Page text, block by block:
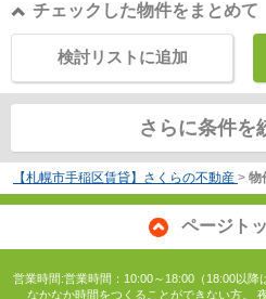
チェックした物件をまとめて
検討リストに追加
さらに条件を
【札幌市手稲区賃貸】さくらの不動産 > 物
ページト
営業時間:営業時間：10:00～18:00（18:00以
なかなか時間をつくることができない方。